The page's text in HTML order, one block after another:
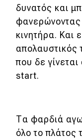
δυνατός και
κινητήρα. Και
απολαυστικός
που δε
start.
Τα φαρδιά
όλο το πλάτος